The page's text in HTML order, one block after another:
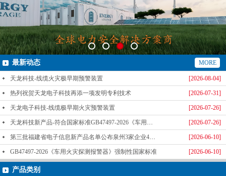
最新动态 MORE
[2026-08-04]
天龙科技-线缆火灾极早期预警装置
[2026-07-31]
热列祝贺天龙电子科技再添一项发明专利技术
[2026-07-26]
天龙电子科技-线缆极早期火灾预警装置
[2026-07-26]
天龙科技新产品-符合国家标准GB47497-2026《车用火灾探测报警器》标准发布
[2026-06-10]
第三批福建省电子信息新产品名单公布泉州3家企业4款产品成功入选-泉州天龙科技
[2026-06-10]
GB47497-2026《车用火灾探测报警器》强制性国家标准
产品类别